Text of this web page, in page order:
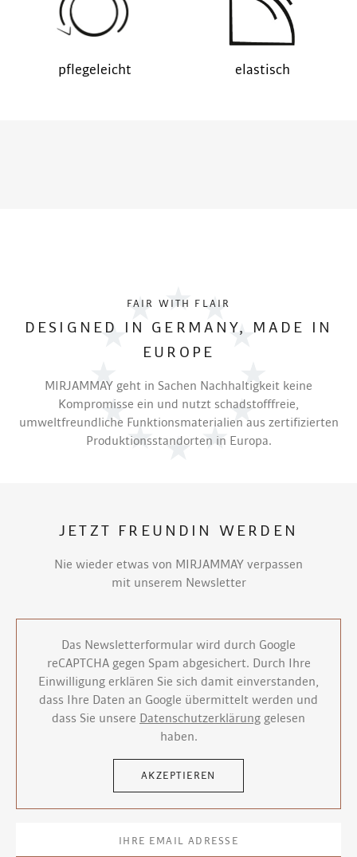
pflegeleicht elastisch
FAIR WITH FLAIR
DESIGNED IN GERMANY, MADE IN
EUROPE
MIRJAMMAY geht in Sachen Nachhaltigkeit keine
Kompromisse ein und nutzt schadstofffreie,
umweltfreundliche Funktionsmaterialien aus zertifizierten
Produktionsstandorten in Europa.
JETZT FREUNDIN WERDEN
Nie wieder etwas von MIRJAMMAY verpassen
mit unserem Newsletter
Das Newsletterformular wird durch Google
reCAPTCHA gegen Spam abgesichert. Durch Ihre
Einwilligung erklären Sie sich damit einverstanden,
dass Ihre Daten an Google übermittelt werden und
dass Sie unsere Datenschutzerklärung gelesen
haben.
AKZEPTIEREN